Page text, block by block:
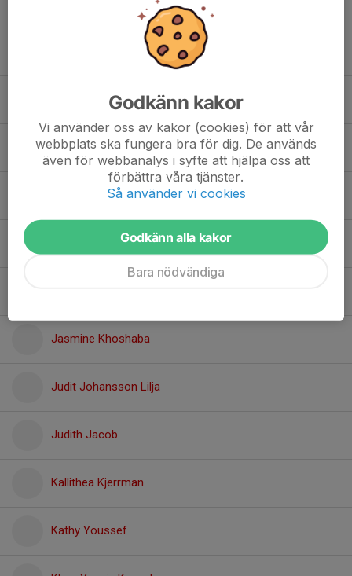
Ilona Alkasrani
Ilse Kalén Lake
Ines Gustavsson Dahl
Jasmine Khoshaba
Judit Johansson Lilja
Judith Jacob
Kallithea Kjerrman
Kathy Youssef
Godkänn kakor
Vi använder oss av kakor (cookies) för att vår
webbplats ska fungera bra för dig. De används
även för webbanalys i syfte att hjälpa oss att
förbättra våra tjänster.
Så använder vi cookies
Godkänn alla kakor
Bara nödvändiga